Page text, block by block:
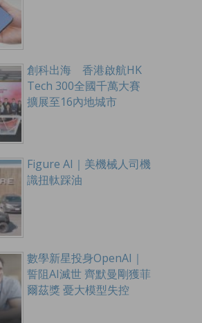
創科出海 香港啟航HK
Tech 300全國千萬大賽
擴展至16內地城市
Figure AI｜美機械人司機
識扭軚踩油
數學新星投身OpenAI｜
誓阻AI滅世 齊默曼剛獲菲
爾茲獎 憂大模型失控